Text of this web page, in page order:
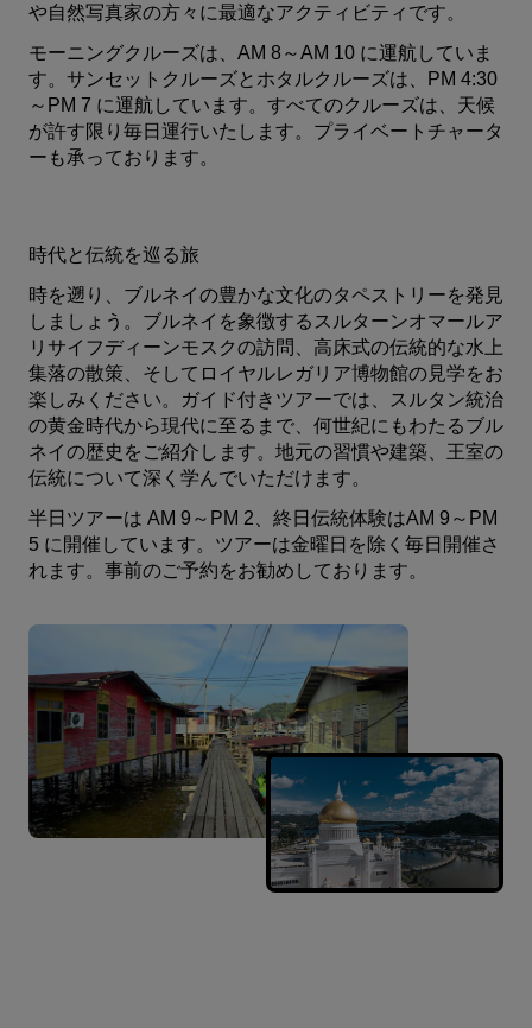
や自然写真家の方々に最適なアクティビティです。
モーニングクルーズは、AM 8～AM 10 に運航していま
す。サンセットクルーズとホタルクルーズは、PM 4:30
～PM 7 に運航しています。すべてのクルーズは、天候
が許す限り毎日運行いたします。プライベートチャータ
ーも承っております。
時代と伝統を巡る旅
時を遡り、ブルネイの豊かな文化のタペストリーを発見
しましょう。ブルネイを象徴するスルターンオマールア
リサイフディーンモスクの訪問、高床式の伝統的な水上
集落の散策、そしてロイヤルレガリア博物館の見学をお
楽しみください。ガイド付きツアーでは、スルタン統治
の黄金時代から現代に至るまで、何世紀にもわたるブル
ネイの歴史をご紹介します。地元の習慣や建築、王室の
伝統について深く学んでいただけます。
半日ツアーは AM 9～PM 2、終日伝統体験はAM 9～PM
5 に開催しています。ツアーは金曜日を除く毎日開催さ
れます。事前のご予約をお勧めしております。